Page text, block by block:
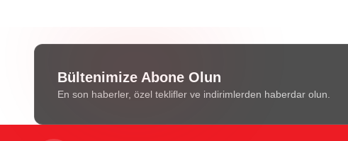
Bültenimize Abone Olun
En son haberler, özel teklifler ve indirimlerden haberdar olun.